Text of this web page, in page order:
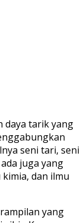
daya tarik yang
seni tari, seni
juga yang
dan ilmu
yang